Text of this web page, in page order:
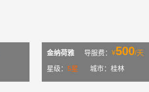
金纳荷雅 导服费： ¥500/天
星级： 5星 城市：桂林